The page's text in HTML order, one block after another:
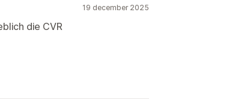
19 december 2025
die CVR